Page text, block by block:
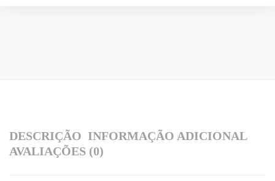
DESCRIÇÃO INFORMAÇÃO ADICIONAL
AVALIAÇÕES (0)